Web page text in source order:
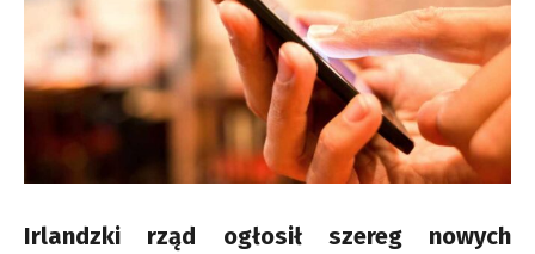
Irlandzki rząd ogłosił szereg nowych